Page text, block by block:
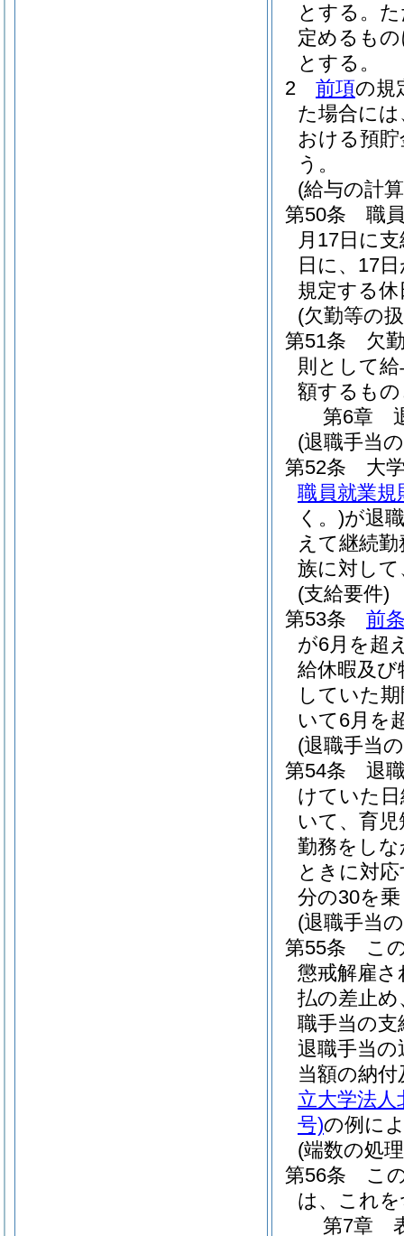
とする。
定めるも
とする。
2
前項の規
た場合に
おける預
う。
(給与の計
第50条
職
月17日に
日に、17
規定する
(欠勤等の
第51条
欠
則として
額するも
第6章
(退職手当
第52条
大
職員就業規
く。)が退
えて継続
族に対し
(支給要件)
第53条
前
が6月を超
給休暇及
していた
いて6月を
(退職手当
第54条
退
けていた
いて、育
勤務をし
ときに対
分の30を
(退職手当
第55条
こ
懲戒解雇さ
払の差止
職手当の
退職手当の
当額の納
立大学法人
号)の例に
(端数の処
第56条
こ
は、これ
第7章